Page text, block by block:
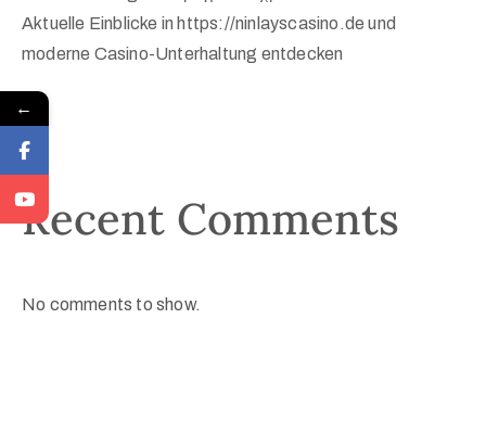
Aktuelle Einblicke in https://ninlayscasino.de und
moderne Casino-Unterhaltung entdecken
Recent Comments
No comments to show.
←